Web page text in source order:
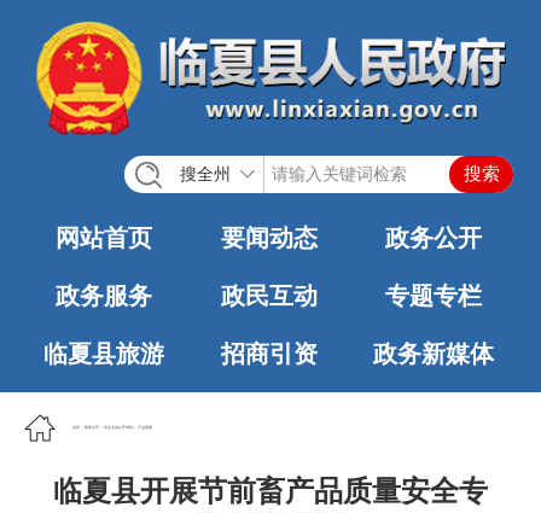
搜全州
网站首页 要闻动态 政务公开
政务服务 政民互动 专题专栏
临夏县旅游 招商引资 政务新媒体
首页 政务公开 法定主动公开内容 产品质量
临夏县开展节前畜产品质量安全专